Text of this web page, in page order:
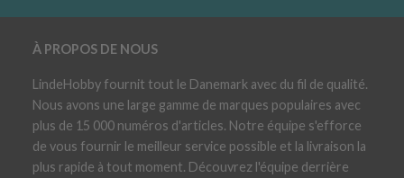
À PROPOS DE NOUS
LindeHobby fournit tout le Danemark avec du fil de qualité.
Nous avons une large gamme de marques populaires avec
plus de 15 000 numéros d'articles. Notre équipe s'efforce
de vous fournir le meilleur service possible et la livraison la
plus rapide à tout moment. Découvrez l'équipe derrière